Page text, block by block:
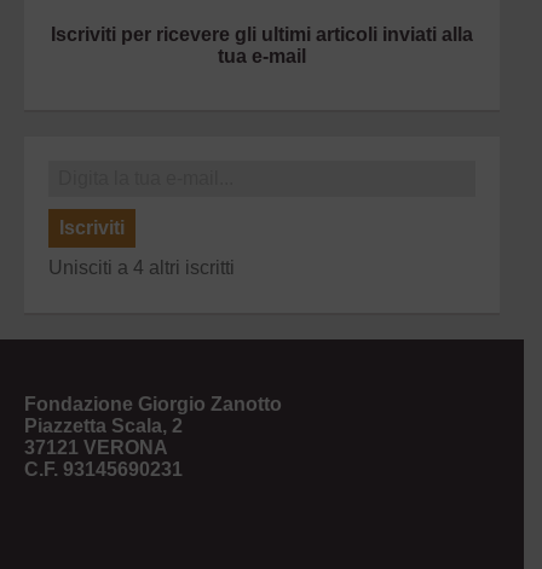
Iscriviti per ricevere gli ultimi articoli inviati alla
tua e-mail
Iscriviti
Unisciti a 4 altri iscritti
Fondazione Giorgio Zanotto
Piazzetta Scala, 2
37121 VERONA
C.F. 93145690231